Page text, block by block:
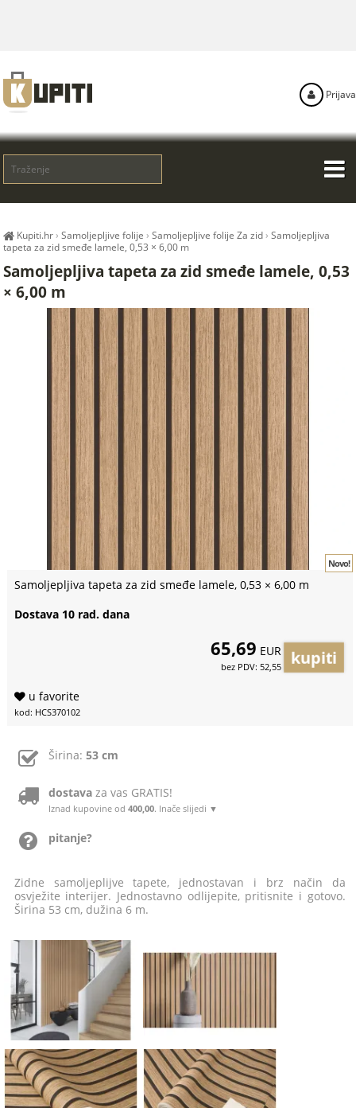
Kupiti.hr›Samoljepljive folije ›Samoljepljive folije Za zid ›Samoljepljiva
tapeta za zid smeđe lamele, 0,53 × 6,00 m
Samoljepljiva tapeta za zid smeđe lamele, 0,53
× 6,00 m
Samoljepljiva tapeta za zid smeđe lamele, 0,53 × 6,00 m
Novo!
Dostava 10 rad. dana
65,69 EUR
bez PDV: 52,55
u favorite
kod: HCS370102
Širina: 53 cm
dostavaza vas GRATIS!
Iznad kupovine od 400,00. Inače slijedi ▼
pitanje?
Zidne samoljeplijve tapete, jednostavan i brz način da
osvježite interijer. Jednostavno odlijepite, pritisnite i gotovo.
Širina 53 cm, dužina 6 m.
Prijava